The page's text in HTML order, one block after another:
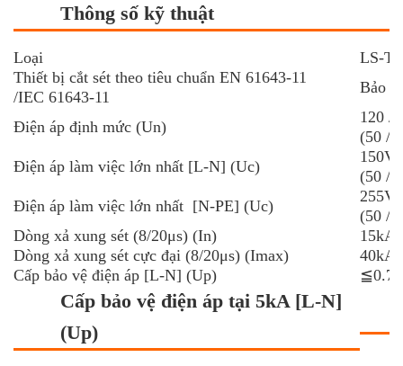
Thông số kỹ thuật
Loại
LS-
Thiết bị cắt sét theo tiêu chuẩn EN 61643-11
/IEC 61643-11
Bảo
Điện áp định mức (Un)
120 /
(50 /
Điện áp làm việc lớn nhất [L-N] (Uc)
150V
(50 /
Điện áp làm việc lớn nhất [N-PE] (Uc)
255V
(50 /
Dòng xả xung sét (8/20μs) (In)
15kA
Dòng xả xung sét cực đại (8/20μs) (Imax)
40kA
Cấp bảo vệ điện áp [L-N] (Up)
Cấp bảo vệ điện áp tại 5kA [L-N]
(Up)